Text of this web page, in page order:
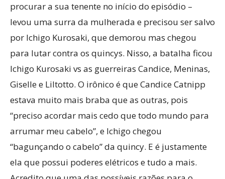
procurar a sua tenente no início do episódio –
levou uma surra da mulherada e precisou ser salvo
por Ichigo Kurosaki, que demorou mas chegou
para lutar contra os quincys. Nisso, a batalha ficou
Ichigo Kurosaki vs as guerreiras Candice, Meninas,
Giselle e Liltotto. O irônico é que Candice Catnipp
estava muito mais braba que as outras, pois
“preciso acordar mais cedo que todo mundo para
arrumar meu cabelo”, e Ichigo chegou
“bagunçando o cabelo” da quincy. E é justamente
ela que possui poderes elétricos e tudo a mais.